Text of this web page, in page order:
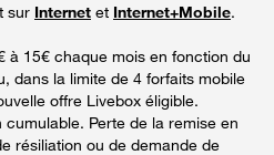
sur Internet et Internet+Mobile.
à 15€ chaque mois en fonction du
dans la limite de 4 forfaits mobile
offre Livebox éligible.
Perte de la remise en
résiliation ou de demande de